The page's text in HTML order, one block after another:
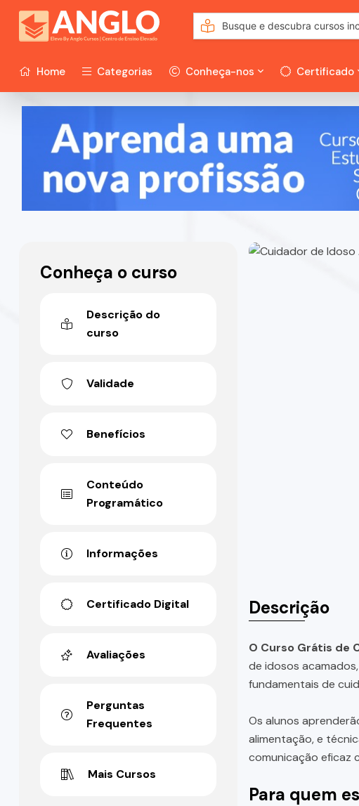
Home Categorias Conheça-nos Certificado
Descrição
O Curso Grátis de
de idosos
fundamentais de
Os alunos
alimentação, e
comunicação eficaz
Para quem
Conheça o curso
Descrição do
curso
Validade
Benefícios
Conteúdo
Programático
Informações
Certificado Digital
Avaliações
Perguntas
Frequentes
Mais Cursos